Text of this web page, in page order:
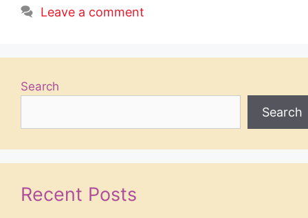
Leave a comment
Search
Search
Recent Posts